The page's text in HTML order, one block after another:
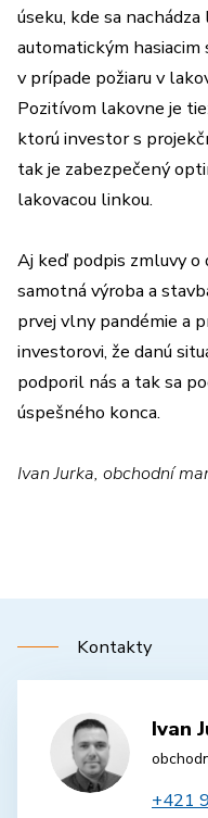
úseku, kde sa
automatickým
v prípade požiaru v
Pozitívom lakovne je
ktorú investor s
tak je zabezpečený
lakovacou linkou.
Aj keď podpis zmluvy
samotná výroba a
prvej vlny pandémie a
investorovi, že danú
podporil nás a tak sa
úspešného konca.
Ivan Jurka, obchodní
Kontakty
Ivan
+421